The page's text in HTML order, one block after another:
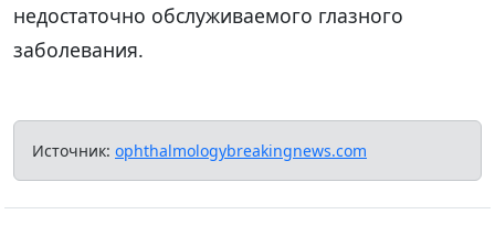
недостаточно обслуживаемого глазного
заболевания.
Источник: ophthalmologybreakingnews.com